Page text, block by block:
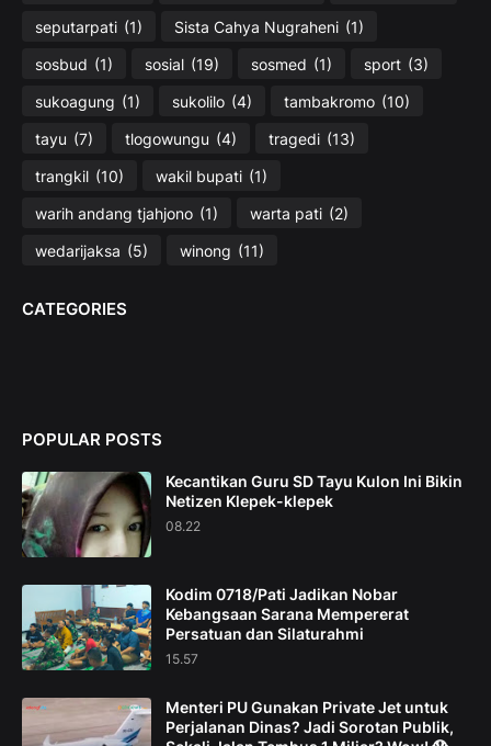
seputarpati (1) Sista Cahya Nugraheni (1)
sosbud (1) sosial (19) sosmed (1) sport (3)
sukoagung (1) sukolilo (4) tambakromo (10)
tayu (7) tlogowungu (4) tragedi (13)
trangkil (10) wakil bupati (1)
warih andang tjahjono (1) warta pati (2)
wedarijaksa (5) winong (11)
CATEGORIES
POPULAR POSTS
Kecantikan Guru SD Tayu Kulon Ini Bikin
Netizen Klepek-klepek
08.22
Kodim 0718/Pati Jadikan Nobar
Kebangsaan Sarana Mempererat
Persatuan dan Silaturahmi
15.57
Menteri PU Gunakan Private Jet untuk
Perjalanan Dinas? Jadi Sorotan Publik,